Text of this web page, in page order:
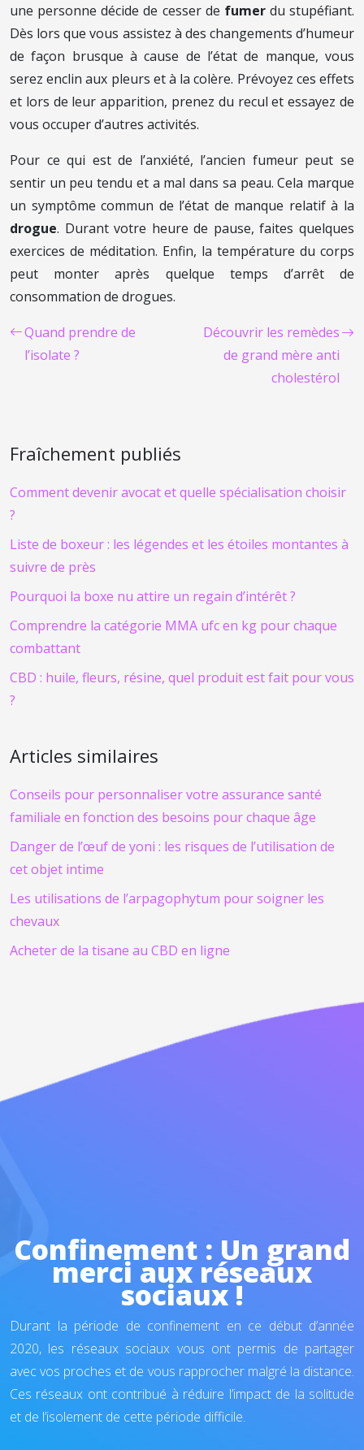
une personne décide de cesser de fumerdu stupéfiant.
Dès lors que vous assistez à des changements d’humeur
de façon brusque à cause de l’état de manque, vous
serez enclin aux pleurs et à la colère. Prévoyez ces effets
et lors de leur apparition, prenez du recul et essayez de
vous occuper d’autres activités.
Pour ce qui est de l’anxiété, l’ancien fumeur peut se
sentir un peu tendu et a mal dans sa peau. Cela marque
un symptôme commun de l’état de manque relatif à la
drogue. Durant votre heure de pause, faites quelques
exercices de méditation. Enfin, la température du corps
peut monter après quelque temps d’arrêt de
consommation de drogues.
Quand prendre de
l’isolate ?
Découvrir les remèdes
de grand mère anti
cholestérol
Fraîchement publiés
Comment devenir avocat et quelle spécialisation choisir
?
Liste de boxeur : les légendes et les étoiles montantes à
suivre de près
Pourquoi la boxe nu attire un regain d’intérêt ?
Comprendre la catégorie MMA ufc en kg pour chaque
combattant
CBD : huile, fleurs, résine, quel produit est fait pour vous
?
Articles similaires
Conseils pour personnaliser votre assurance santé
familiale en fonction des besoins pour chaque âge
Danger de l’œuf de yoni : les risques de l’utilisation de
cet objet intime
Les utilisations de l’arpagophytum pour soigner les
chevaux
Acheter de la tisane au CBD en ligne
Confinement : Un grand
merci aux réseaux
sociaux !
Durant la période de confinement en ce début d’année
2020, les réseaux sociaux vous ont permis de partager
avec vos proches et de vous rapprocher malgré la distance.
Ces réseaux ont contribué à réduire l’impact de la solitude
et de l’isolement de cette période difficile.